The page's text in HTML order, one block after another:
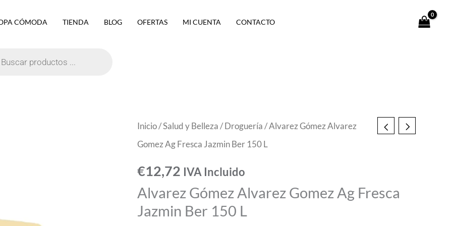
CÓMODA TIENDA BLOG OFERTAS MI CUENTA CONTACTO
Inicio/Salud y Belleza / Droguería / Alvarez Gómez Alvarez
Gomez Ag Fresca Jazmin Ber 150 L
€12,72 IVA Incluido
Alvarez Gómez Alvarez Gomez Ag Fresca
Jazmin Ber 150 L
Alvarez
Gómez
Gomez
Ag
Fresca